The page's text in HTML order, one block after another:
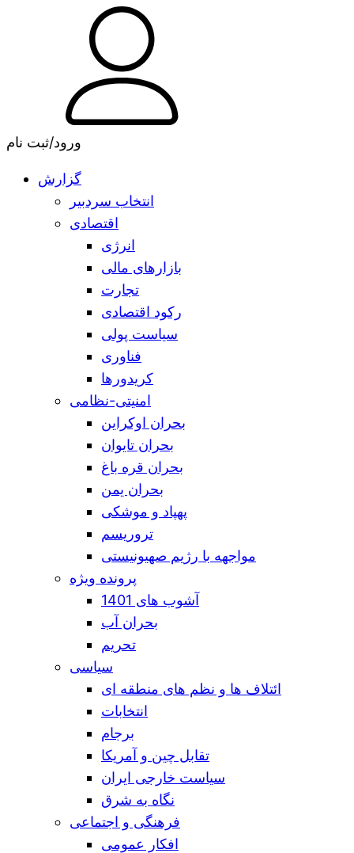
ورود/ثبت نام
گزارش
انتخاب سردبیر
اقتصادی
انرژی
بازارهای مالی
تجارت
رکود اقتصادی
سیاست پولی
فناوری
کریدورها
امنیتی-نظامی
بحران اوکراین
بحران تایوان
بحران قره باغ
بحران یمن
پهپاد و موشکی
تروریسم
مواجهه با رژیم صهیونیستی
پرونده ویژه
آشوب های 1401
بحران آب
تحریم
سیاسی
ائتلاف ها و نظم های منطقه ای
انتخابات
برجام
تقابل چین و آمریکا
سیاست خارجی ایران
نگاه به شرق
فرهنگی و اجتماعی
افکار عمومی